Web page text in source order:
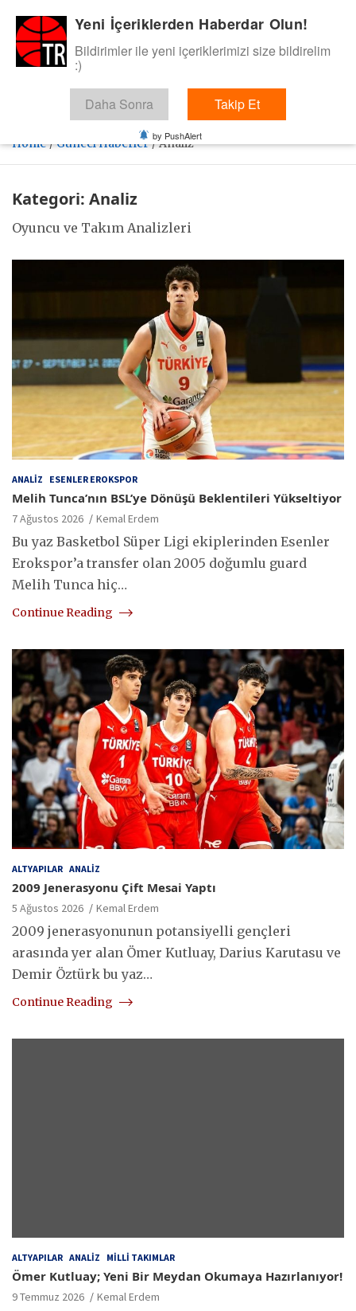
content
BasketTR
Sol dip çizgiden bir basket de bizden gelsin dedik.
Home Güncel Haberler Analiz
Kategori: Analiz
Oyuncu ve Takım Analizleri
ANALIZ ESENLER EROKSPOR
Melih Tunca’nın BSL’ye Dönüşü Beklentileri Yükseltiyor
7 Ağustos 2026 Kemal Erdem
Bu yaz Basketbol Süper Ligi ekiplerinden Esenler
Erokspor’a transfer olan 2005 doğumlu guard
Melih Tunca hiç…
Continue Reading
ALTYAPILAR ANALIZ
2009 Jenerasyonu Çift Mesai Yaptı
5 Ağustos 2026 Kemal Erdem
2009 jenerasyonunun potansiyelli gençleri
arasında yer alan Ömer Kutluay, Darius Karutasu ve
Demir Öztürk bu yaz…
Continue Reading
ALTYAPILAR ANALIZ MILLI TAKIMLAR
Ömer Kutluay; Yeni Bir Meydan Okumaya Hazırlanıyor!
9 Temmuz 2026 Kemal Erdem
Yeni İçeriklerden Haberdar Olun!
Bildirimler ile yeni içeriklerimizi size bildirelim
:)
Daha Sonra Takip Et
by PushAlert